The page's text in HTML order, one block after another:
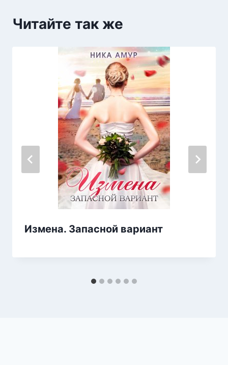
Читайте так же
Измена. Запасной вариант